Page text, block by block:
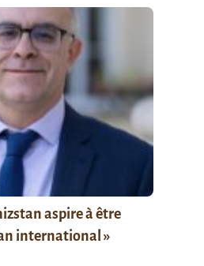
aspire à être
international »